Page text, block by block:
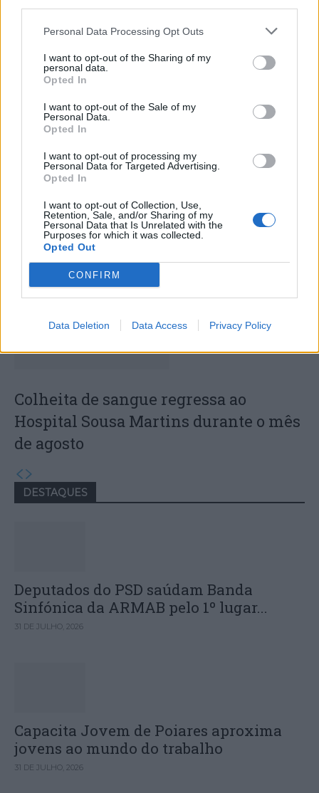
Personal Data Processing Opt Outs
I want to opt-out of the Sharing of my
personal data.
Opted In
I want to opt-out of the Sale of my
Personal Data.
Opted In
I want to opt-out of processing my
Personal Data for Targeted Advertising.
Opted In
I want to opt-out of Collection, Use,
Retention, Sale, and/or Sharing of my
Personal Data that Is Unrelated with the
Purposes for which it was collected.
Opted Out
CONFIRM
Data Deletion Data Access Privacy Policy
Deputados do PSD saúdam Banda
Sinfónica da ARMAB pelo 1º lugar no
certame internacional de Valência
Capacita Jovem de Poiares aproxima
jovens ao mundo do trabalho
Colheita de sangue regressa ao
Hospital Sousa Martins durante o mês
de agosto
DESTAQUES
Deputados do PSD saúdam Banda
Sinfónica da ARMAB pelo 1º lugar...
31 DE JULHO, 2026
Capacita Jovem de Poiares aproxima
jovens ao mundo do trabalho
31 DE JULHO, 2026